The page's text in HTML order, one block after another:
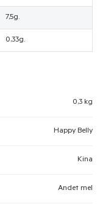
7,5g.
0,33g.
0,3 kg
Happy Belly
Kina
Andet mel